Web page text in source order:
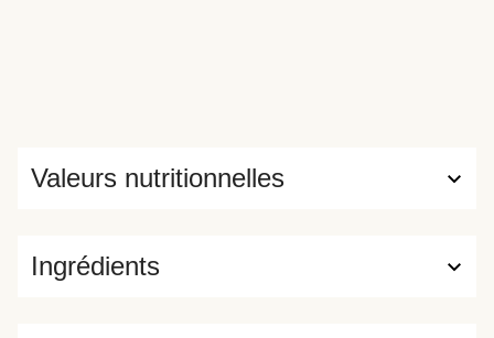
Ingrédients
Valeurs nutritionnelles